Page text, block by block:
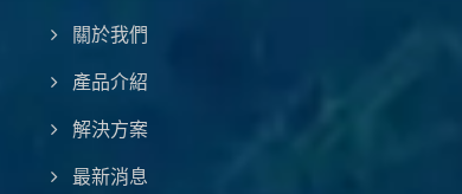
關於我們
產品介紹
解決方案
最新消息